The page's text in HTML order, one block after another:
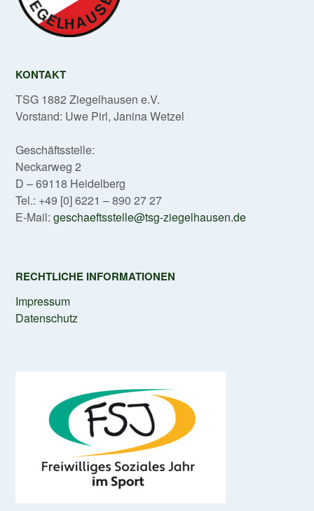
KONTAKT
TSG 1882 Ziegelhausen e.V.
Vorstand: Uwe Pirl, Janina Wetzel
Geschäftsstelle:
Neckarweg 2
D – 69118 Heidelberg
Tel.: +49 [0] 6221 – 890 27 27
E-Mail: geschaeftsstelle@tsg-ziegelhausen.de
RECHTLICHE INFORMATIONEN
Impressum
Datenschutz